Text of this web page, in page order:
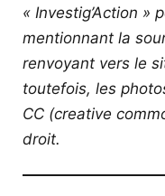
« Investig’Action »
mentionnant la
renvoyant vers le
toutefois, les
CC (creative
droit.